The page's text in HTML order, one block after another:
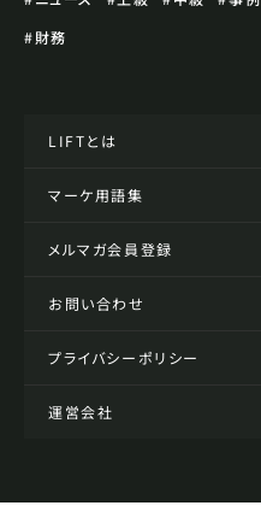
#財務
LIFTとは
マーケ用語集
メルマガ会員登録
お問い合わせ
プライバシーポリシー
運営会社